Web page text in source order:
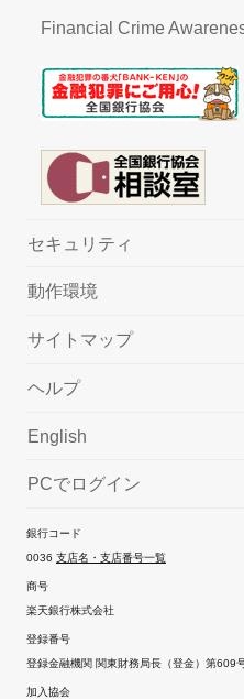
Financial Crime
セキュリティ
動作環境
サイトマップ
ヘルプ
English
PCでログイン
銀行コード
0036 支店名・支店番号一覧
商号
楽天銀行株式会社
登録番号
登録金融機関 関東財務局長（登金）第609
加入協会